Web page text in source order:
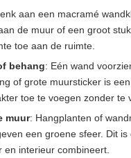
aan een macramé
de muur of een groot
toe aan de ruimte.
behang: Eén wand
of grote muursticker is
toe te voegen zonder te
muur: Hangplanten of
een groene sfeer. Dit
en interieur combineert.